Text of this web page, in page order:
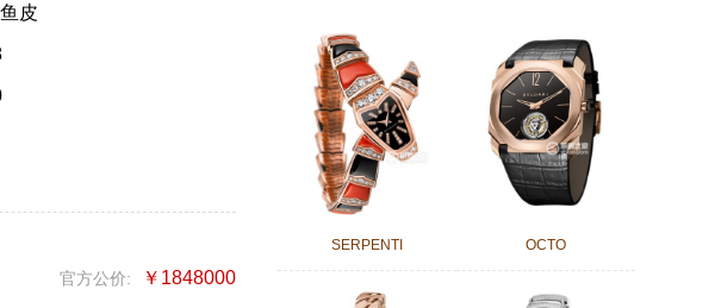
皮
官方公价: ￥1848000
SERPENTI OCTO